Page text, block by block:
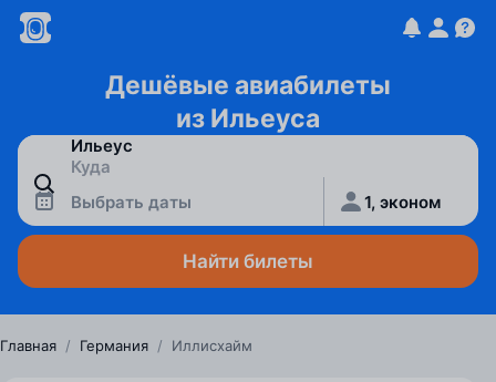
Дешёвые авиабилеты
из Ильеуса
Выбрать даты 1, эконом
Найти билеты
Главная / Германия / Иллисхайм